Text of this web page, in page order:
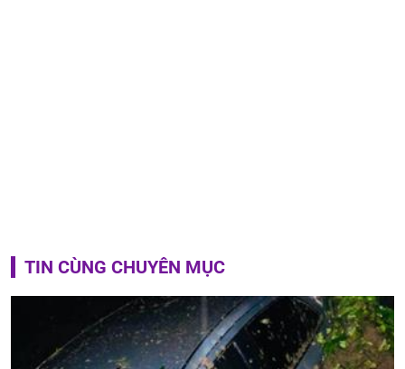
TIN CÙNG CHUYÊN MỤC